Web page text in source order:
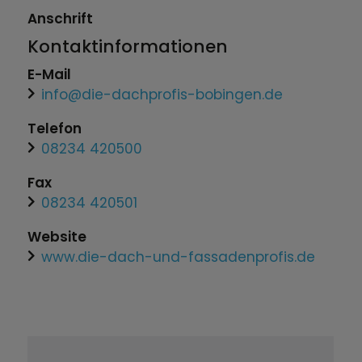
Anschrift
Kontaktinformationen
E-Mail
info@die-dachprofis-bobingen.de
Telefon
08234 420500
Fax
08234 420501
Website
www.die-dach-und-fassadenprofis.de